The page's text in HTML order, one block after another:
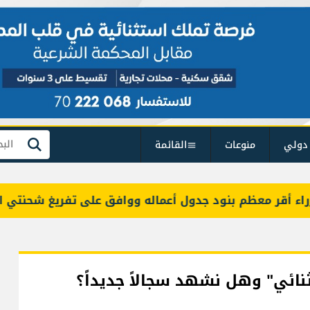
منوعات القائمة بحث
معظم بنود جدول أعماله ووافق على تفريغ شحنتي
وهل نشهد سجالاً جديداً؟